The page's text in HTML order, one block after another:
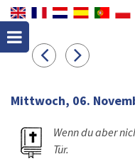
Mittwoch, 06.
Wenn du aber
Tür.